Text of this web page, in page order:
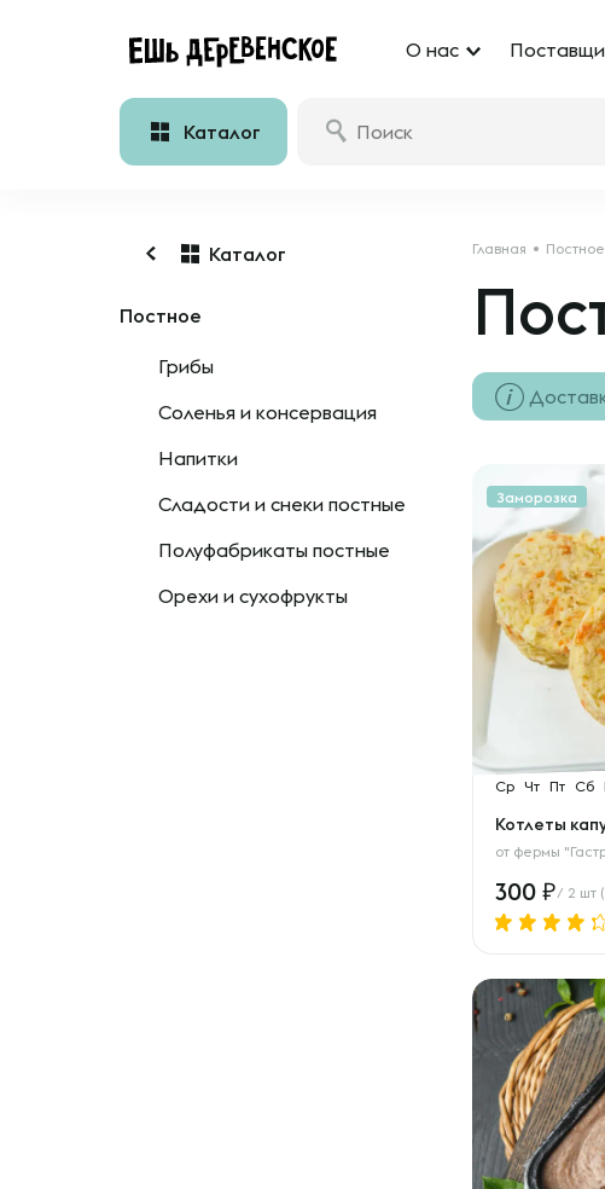
О нас
Каталог
Каталог
Постное
Грибы
Соленья и консервация
Напитки
Сладости и снеки постные
Полуфабрикаты постные
Орехи и сухофрукты
Главная Постное
Заморозка
Ср Чт Пт Сб
Котлеты
от фермы
300 / 2 шт